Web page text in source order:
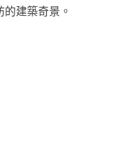
建築奇景。